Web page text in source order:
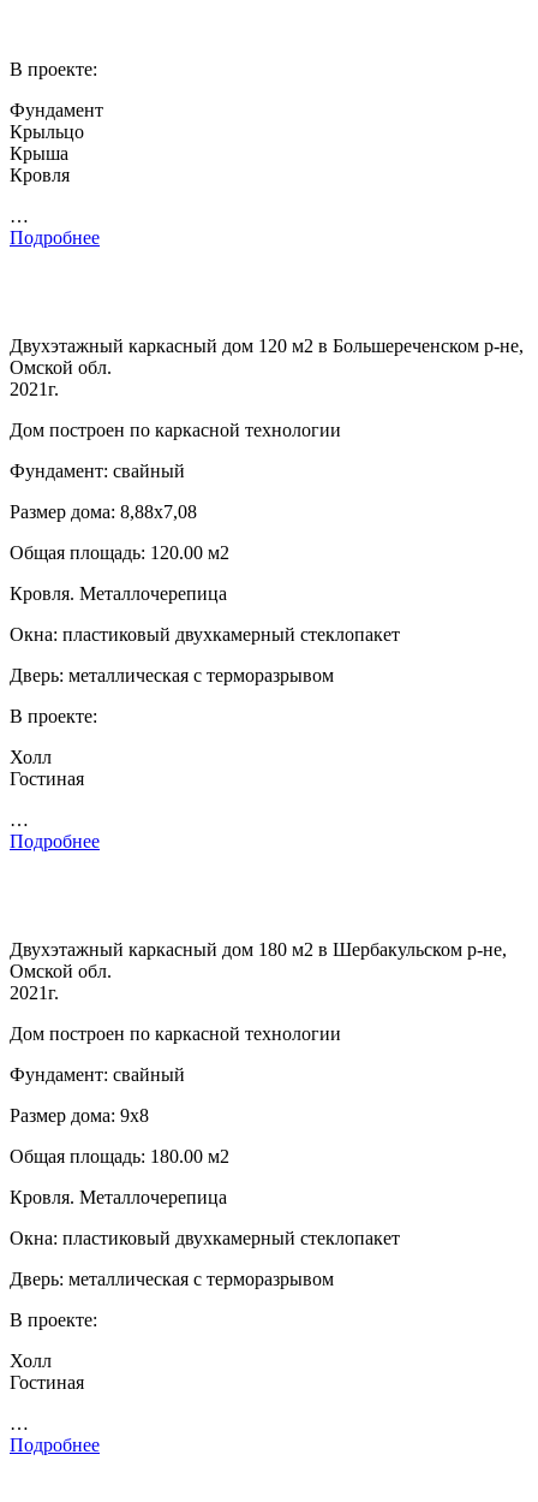
В проекте:
Фундамент
Крыльцо
Крыша
Кровля
…
Подробнее
Двухэтажный каркасный дом 120 м2 в Большереченском р-не,
Омской обл.
2021г.
Дом построен по каркасной технологии
Фундамент: свайный
Размер дома: 8,88х7,08
Общая площадь: 120.00 м2
Кровля. Металлочерепица
Окна: пластиковый двухкамерный стеклопакет
Дверь: металлическая с терморазрывом
В проекте:
Холл
Гостиная
…
Подробнее
Двухэтажный каркасный дом 180 м2 в Шербакульском р-не,
Омской обл.
2021г.
Дом построен по каркасной технологии
Фундамент: свайный
Размер дома: 9х8
Общая площадь: 180.00 м2
Кровля. Металлочерепица
Окна: пластиковый двухкамерный стеклопакет
Дверь: металлическая с терморазрывом
В проекте:
Холл
Гостиная
…
Подробнее